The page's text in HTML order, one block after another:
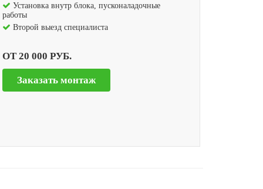
Установка внутр блока, пусконаладочные
работы
Второй выезд специалиста
ОТ 20 000 РУБ.
Заказать монтаж